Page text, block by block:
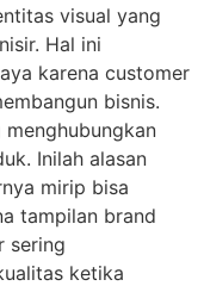
visual yang
Hal ini
karena customer
bisnis.
menghubungkan
Inilah alasan
mirip bisa
tampilan brand
sering
ketika